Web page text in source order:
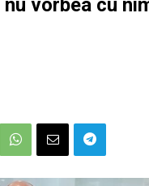
vorbea cu